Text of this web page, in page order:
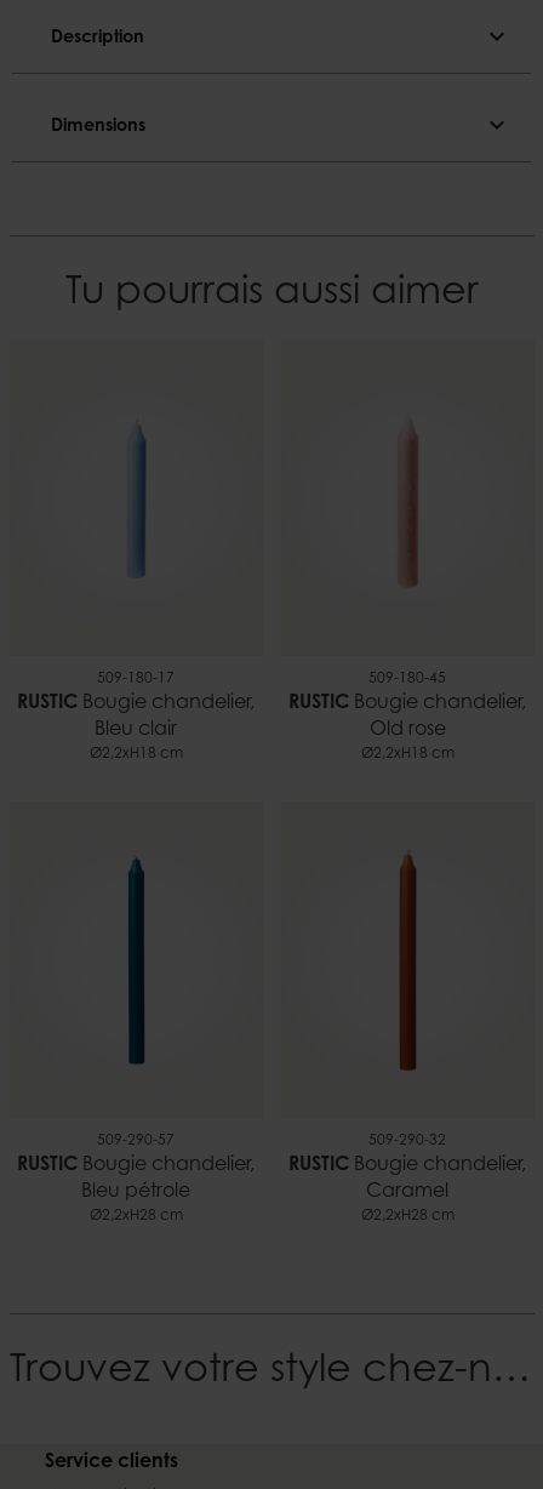
Description expand_more
Coloré.
Paraffine
Dimensions expand_more
HauteurTu pourrais aussi aimer
509-180-17
RUSTIC Bougie chandelier,
Bleu clair
Ø2,2xH18 cm
509-180-45
RUSTIC Bougie chandelier,
Old rose
Ø2,2xH18 cm
509-290-57
RUSTIC Bougie chandelier,
Bleu pétrole
Ø2,2xH28 cm
509-290-32
RUSTIC Bougie chandelier,
Caramel
Ø2,2xH28 cm
Trouvez votre style chez-nous
Service clients